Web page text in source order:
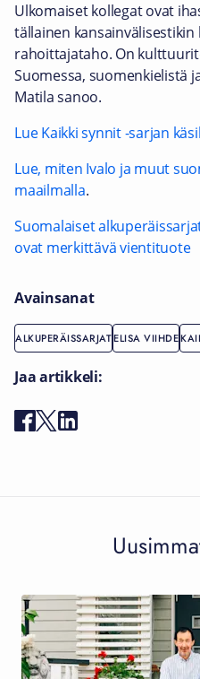
Ulkomaiset kollegat ovat
tällainen
rahoittajataho. On
Suomessa, suomenkielistä
Matila sanoo.
Lue Kaikki synnit -sarjan
Lue, miten Ivalo ja muut
maailmalla.
Suomalaiset
ovat merkittävä vientituote
Avainsanat
ALKUPERÄISSARJATELISA VIIHDE
Jaa artikkeli: